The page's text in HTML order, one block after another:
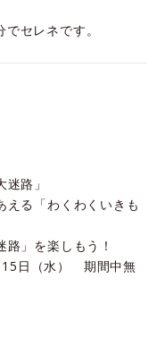
セレネです。
路」
える「わくわくいきも
」を楽しもう！
日（水） 期間中無